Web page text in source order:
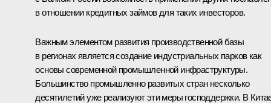
в отношении кредитных займов для таких инвесторов.
Важным элементом развития производственной базы
в регионах является создание индустриальных парков как
основы современной промышленной инфраструктуры.
Большинство промышленно развитых стран несколько
десятилетий уже реализуют эти меры господдержки. В